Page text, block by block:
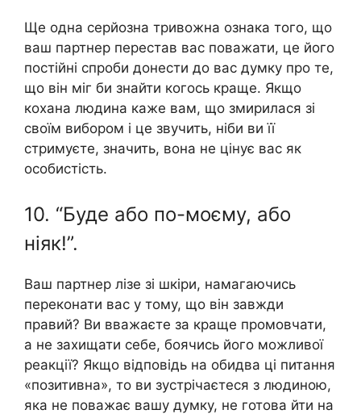
Ще одна серйозна тривожна ознака того, що
ваш партнер перестав вас поважати, це його
постійні спроби донести до вас думку про те,
що він міг би знайти когось краще. Якщо
кохана людина каже вам, що змирилася зі
своїм вибором і це звучить, ніби ви її
стримуєте, значить, вона не цінує вас як
особистість.
10. “Буде або по-моєму, або
ніяк!”.
Ваш партнер лізе зі шкіри, намагаючись
переконати вас у тому, що він завжди
правий? Ви вважаєте за краще промовчати,
а не захищати себе, боячись його можливої ​​
реакції? Якщо відповідь на обидва ці питання
«позитивна», то ви зустрічаєтеся з людиною,
яка не поважає вашу думку, не готова йти на